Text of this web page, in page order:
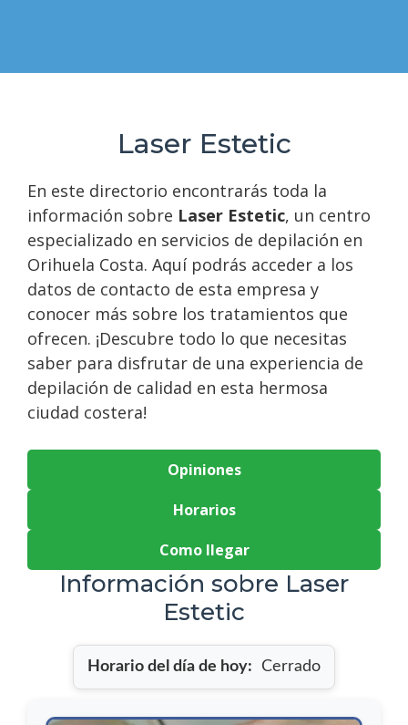
Laser Estetic
En este directorio encontrarás toda la
información sobre Laser Estetic, un centro
especializado en servicios de depilación en
Orihuela Costa. Aquí podrás acceder a los
datos de contacto de esta empresa y
conocer más sobre los tratamientos que
ofrecen. ¡Descubre todo lo que necesitas
saber para disfrutar de una experiencia de
depilación de calidad en esta hermosa
ciudad costera!
Opiniones
Horarios
Como llegar
Información sobre Laser
Estetic
Horario del día de hoy: Cerrado